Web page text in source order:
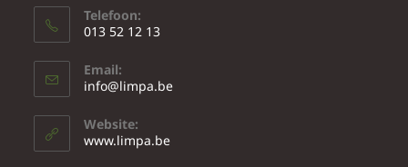
Telefoon:
013 52 12 13
Email:
info@limpa.be
Website:
www.limpa.be